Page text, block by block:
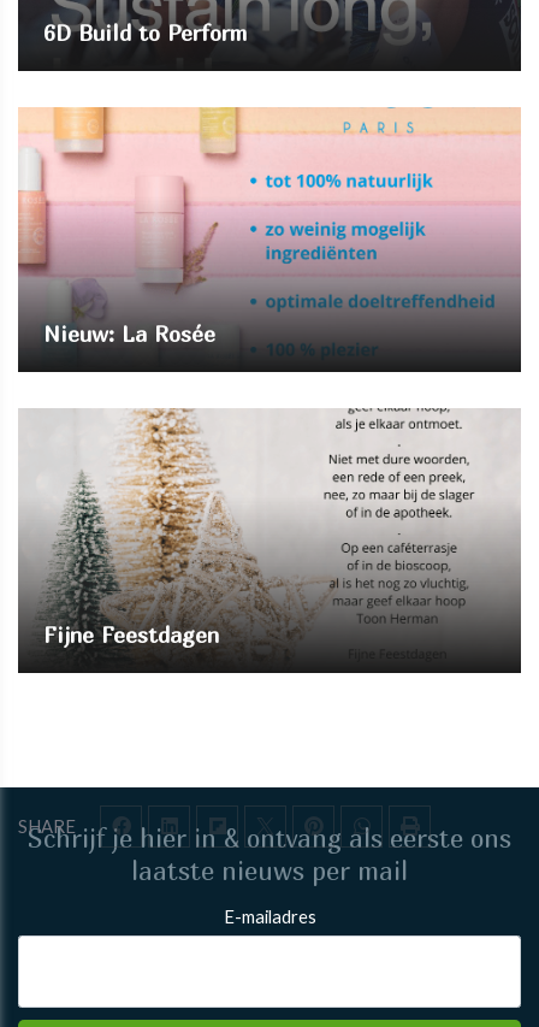
SHARE
6D Build to Perform
Nieuw: La Rosée
Fijne Feestdagen
Schrijf je hier in & ontvang als eerste ons
laatste nieuws per mail
E-mailadres